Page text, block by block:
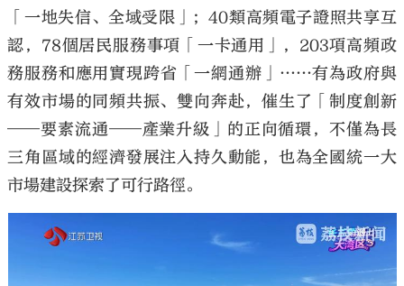
「一地失信、全域受限」；40類高頻電子證照共享互
認，78個居民服務事項「一卡通用」，203項高頻政
務服務和應用實現跨省「一網通辦」……有為政府與
有效市場的同頻共振、雙向奔赴，催生了「制度創新
——要素流通——產業升級」的正向循環，不僅為長
三角區域的經濟發展注入持久動能，也為全國統一大
市場建設探索了可行路徑。